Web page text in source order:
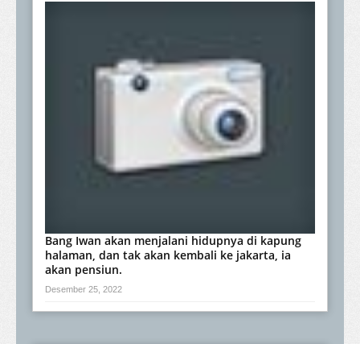
Bang Iwan akan menjalani hidupnya di kapung
halaman, dan tak akan kembali ke jakarta, ia
akan pensiun.
Desember 25, 2022